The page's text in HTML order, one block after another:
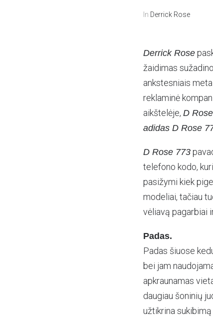
In Derrick Rose
Derrick Rose
žaidimas sužadino
ankstesniais
reklaminė
aikštelėje, D
adidas D Rose
D Rose 773
telefono kodo,
pasižymi kiek
modeliai, tačiau
vėliavą pagarbiai
Padas.
Padas šiuose
bei jam
apkraunamas
daugiau šoninių
užtikrina